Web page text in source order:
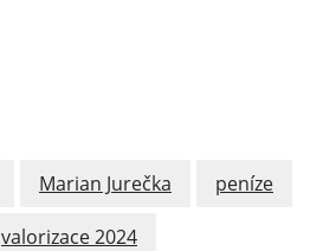
Marian Jurečka peníze
valorizace 2024